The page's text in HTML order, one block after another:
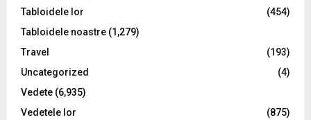
Tabloidele lor
(454)
Tabloidele noastre (1,279)
Travel
(193)
Uncategorized
(4)
Vedete (6,935)
Vedetele lor
(875)